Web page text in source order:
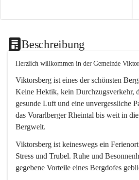
Beschreibung
Herzlich willkommen in der Gemeinde
Viktorsberg ist eines der schönsten
Keine Hektik, kein Durchzugsverkehr,
gesunde Luft und eine unvergessliche
das Vorarlberger Rheintal bis weit in
Bergwelt.
Viktorsberg ist keineswegs ein
Stress und Trubel. Ruhe und
gegebene Vorteile eines Bergdofes